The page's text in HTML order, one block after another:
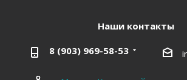
Наши контакты
8 (903) 969-58-53